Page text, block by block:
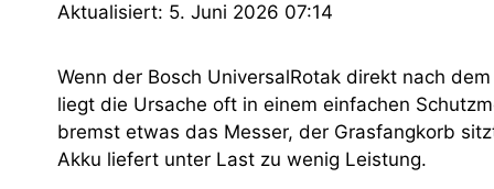
Aktualisiert: 5. Juni 2026 07:14
Wenn der Bosch UniversalRotak direkt nach
liegt die Ursache oft in einem einfachen
bremst etwas das Messer, der Grasfangkorb
Akku liefert unter Last zu wenig Leistung.